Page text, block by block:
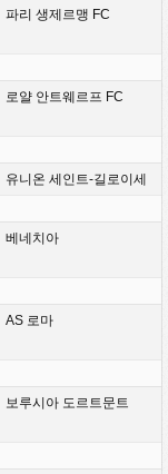
파리 생제르맹 FC
로얄 안트웨르프 FC
유니온 세인트-길로이세
베네치아
AS 로마
보루시아 도르트문트